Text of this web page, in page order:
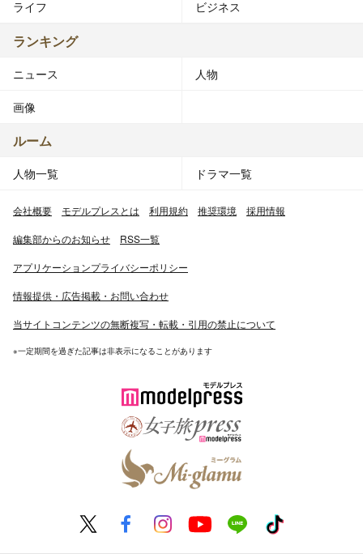
ライフ ビジネス
ランキング
ニュース 人物
画像
ルーム
人物一覧 ドラマ一覧
会社概要 モデルプレスとは 利用規約 推奨環境 採用情報
編集部からのお知らせ RSS一覧
アプリケーションプライバシーポリシー
情報提供・広告掲載・お問い合わせ
当サイトコンテンツの無断複写・転載・引用の禁止について
※一定期間を過ぎた記事は非表示になることがあります